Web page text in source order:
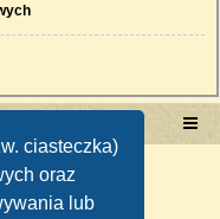
ciasteczka)
oraz
lub
© phpBB Limited
|Regulamin